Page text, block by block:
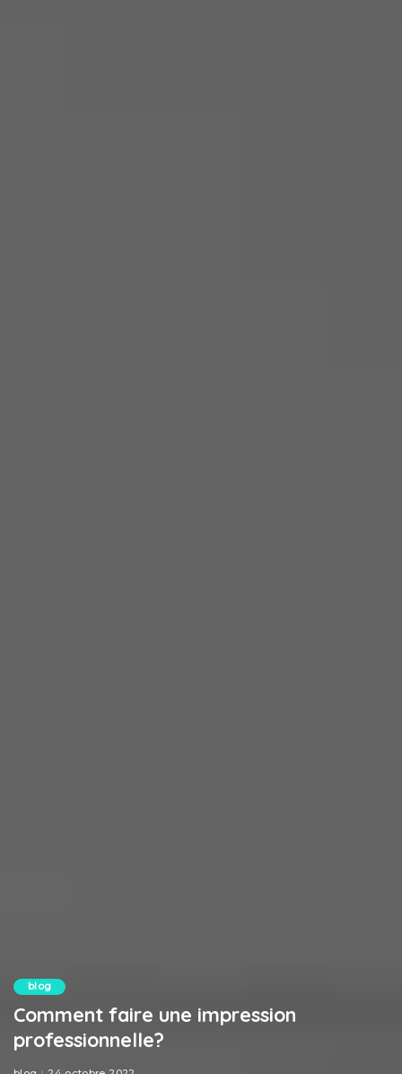
blog
Comment faire une impression
professionnelle?